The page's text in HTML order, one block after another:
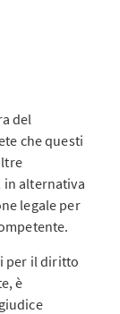
del
che questi
in alternativa
legale per
per il diritto
è